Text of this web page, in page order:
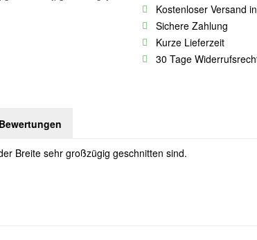
Kostenloser Versand
Sichere Zahlung
Kurze Lieferzeit
30 Tage
Breite sehr großzügig geschnitten sind.